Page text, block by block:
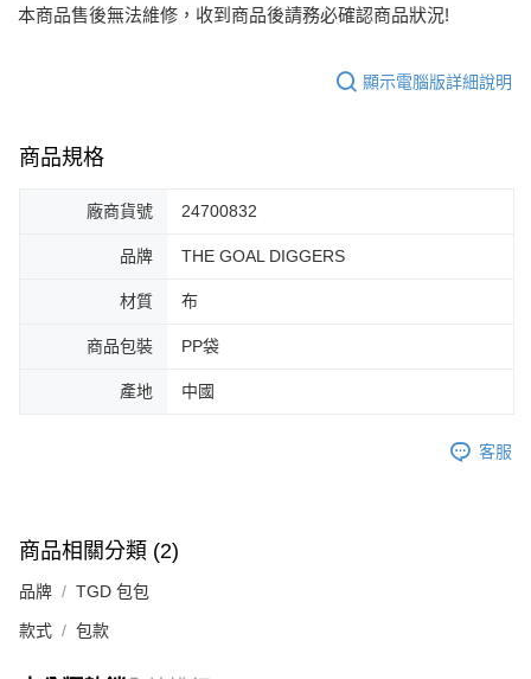
付款後門市自取
本商品售後無法維修，收到商品後請務必確認商品狀況!
顯示電腦版詳細說明
商品規格
廠商貨號 24700832
品牌 THE GOAL DIGGERS
材質 布
商品包裝 PP袋
產地 中國
客服
商品相關分類 (2)
品牌 TGD 包包
款式 包款